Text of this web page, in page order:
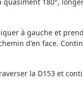
à gauche et
d'en face.
la D153 et